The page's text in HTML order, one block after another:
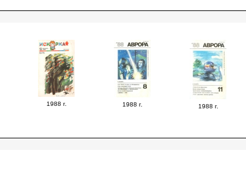
1988 г. 1988 г. 1988 г.